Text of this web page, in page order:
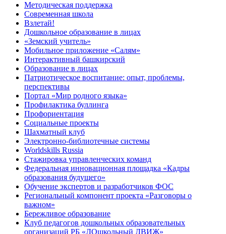
Методическая поддержка
Современная школа
Взлетай!
Дошкольное образование в лицах
«Земский учитель»
Мобильное приложение «Салям»
Интерактивный башкирский
Образование в лицах
Патриотическое воспитание: опыт, проблемы,
перспективы
Портал «Мир родного языка»
Профилактика буллинга
Профориентация
Социальные проекты
Шахматный клуб
Электронно-библиотечные системы
Worldskills Russia
Стажировка управленческих команд
Федеральная инновационная площадка «Кадры
образования будущего»
Обучение экспертов и разработчиков ФОС
Региональный компонент проекта «Разговоры о
важном»
Бережливое образование
Клуб педагогов дошкольных образовательных
организаций РБ «ДОшкольный ДВИЖ»